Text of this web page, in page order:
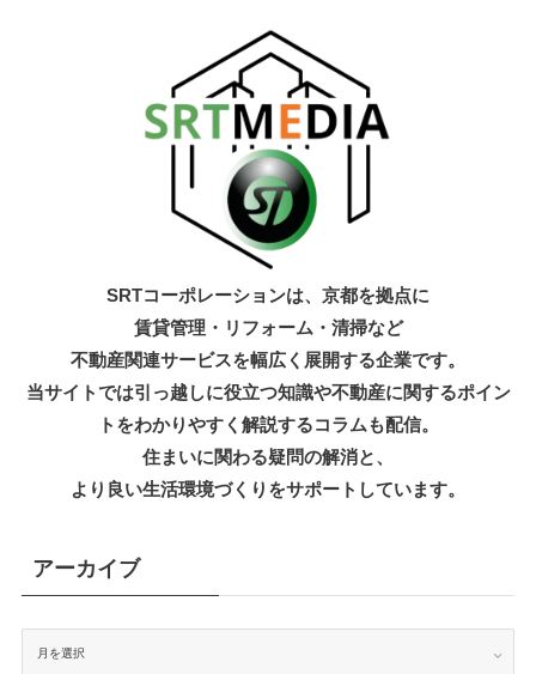
SRTコーポレーションは、京都を拠点に
賃貸管理・リフォーム・清掃など
不動産関連サービスを幅広く展開する企業です。
当サイトでは引っ越しに役立つ知識や不動産に関するポイン
トをわかりやすく解説するコラムも配信。
住まいに関わる疑問の解消と、
より良い生活環境づくりをサポートしています。
アーカイブ